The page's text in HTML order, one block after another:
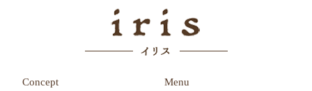
Concept Menu